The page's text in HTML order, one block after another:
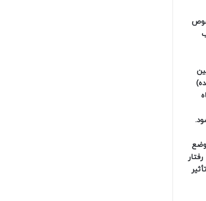
۱۳۹۲ و ماده ۳۹۱ قانون آیین
وضع